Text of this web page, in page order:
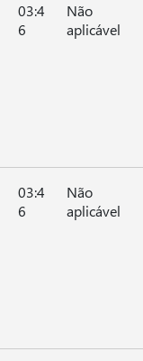
03:4
6
Não
aplicável
03:4
6
Não
aplicável